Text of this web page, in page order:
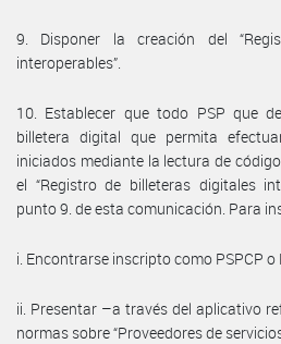
9. Disponer la creación del
interoperables”.
10. Establecer que todo PSP que
billetera digital que permita
iniciados mediante la lectura de
el “Registro de billeteras digitales
punto 9. de esta comunicación. Para
i. Encontrarse inscripto como PSPCP o
ii. Presentar –a través del aplicativo
normas sobre “Proveedores de